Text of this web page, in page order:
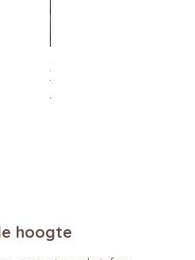
Xtra Drink (hydro/ORS)
Normale prijs
€ 29,95
hoogte